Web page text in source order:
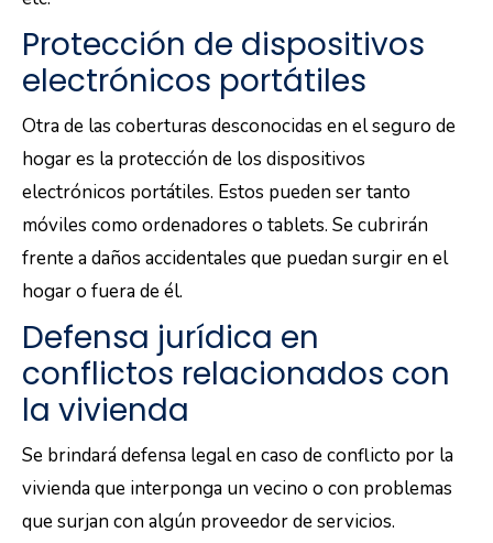
Protección de dispositivos
electrónicos portátiles
Otra de las coberturas desconocidas en el seguro de
hogar es la protección de los dispositivos
electrónicos portátiles. Estos pueden ser tanto
móviles como ordenadores o tablets. Se cubrirán
frente a daños accidentales que puedan surgir en el
hogar o fuera de él.
Defensa jurídica en
conflictos relacionados con
la vivienda
Se brindará defensa legal en caso de conflicto por la
vivienda que interponga un vecino o con problemas
que surjan con algún proveedor de servicios.